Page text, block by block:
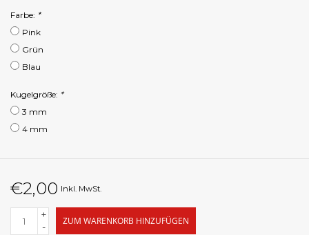
Farbe: *
Pink
Grün
Blau
Kugelgröße: *
3 mm
4 mm
€2,00 Inkl. MwSt.
+
-
ZUM WARENKORB HINZUFÜGEN